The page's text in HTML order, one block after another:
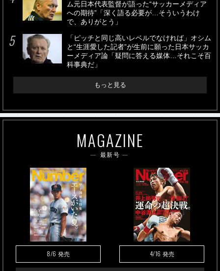
ム元日本代表監督が語った“サッカーメディア
への期待”「深く語る必要が…そういうわけ
で、ありがとう」
「ピッチと同じ高いレベルでなければ」オシム
と“生涯愛した記者”が生前に願った日本サッカ
ーメディア論「疑問に答える媒体…それこそ百
科事典だ」
もっと見る
MAGAZINE
最新号
8/6 発売 4/16 発売